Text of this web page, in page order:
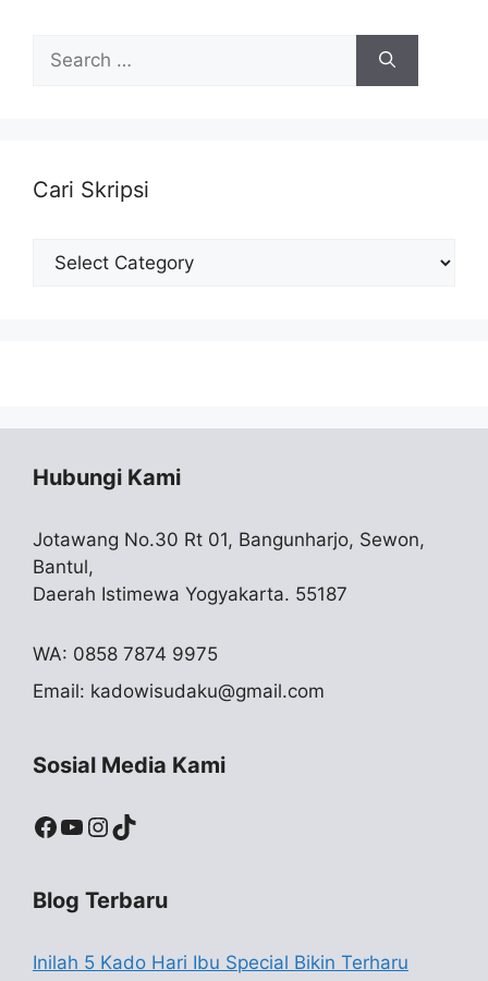
Search
for:
Cari Skripsi
Cari
Hubungi Kami
Jotawang No.30 Rt 01, Bangunharjo, Sewon,
Bantul,
Daerah Istimewa Yogyakarta. 55187
WA: 0858 7874 9975
Email: kadowisudaku@gmail.com
Sosial Media Kami
Facebook
YouTube
Instagram
TikTok
Blog Terbaru
Inilah 5 Kado Hari Ibu Special Bikin Terharu